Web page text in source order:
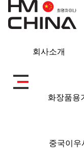
회사소개
화장품용
중국이우